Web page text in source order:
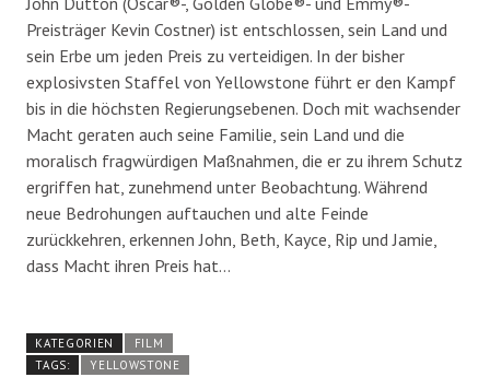
Preisträger Kevin Costner) ist entschlossen, sein Land und
sein Erbe um jeden Preis zu verteidigen. In der bisher
explosivsten Staffel von Yellowstone führt er den Kampf
bis in die höchsten Regierungsebenen. Doch mit wachsender
Macht geraten auch seine Familie, sein Land und die
moralisch fragwürdigen Maßnahmen, die er zu ihrem Schutz
ergriffen hat, zunehmend unter Beobachtung. Während
neue Bedrohungen auftauchen und alte Feinde
zurückkehren, erkennen John, Beth, Kayce, Rip und Jamie,
dass Macht ihren Preis hat…
KATEGORIEN
FILM
TAGS:
YELLOWSTONE